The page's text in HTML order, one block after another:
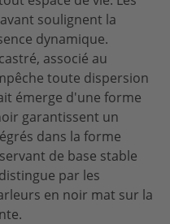
soulignent la
dynamique.
associé au
toute dispersion
émerge d'une forme
garantissent un
dans la forme
de base stable
par les
en noir mat sur la